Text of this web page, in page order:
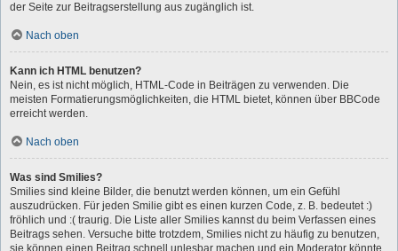
der Seite zur Beitragserstellung aus zugänglich ist.
Nach oben
Kann ich HTML benutzen?
Nein, es ist nicht möglich, HTML-Code in Beiträgen zu verwenden. Die
meisten Formatierungsmöglichkeiten, die HTML bietet, können über BBCode
erreicht werden.
Nach oben
Was sind Smilies?
Smilies sind kleine Bilder, die benutzt werden können, um ein Gefühl
auszudrücken. Für jeden Smilie gibt es einen kurzen Code, z. B. bedeutet :)
fröhlich und :( traurig. Die Liste aller Smilies kannst du beim Verfassen eines
Beitrags sehen. Versuche bitte trotzdem, Smilies nicht zu häufig zu benutzen,
sie können einen Beitrag schnell unlesbar machen und ein Moderator könnte